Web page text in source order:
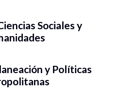
Sociales y
y Políticas